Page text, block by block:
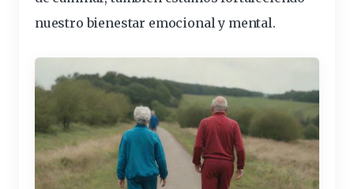
nuestro bienestar emocional y mental.